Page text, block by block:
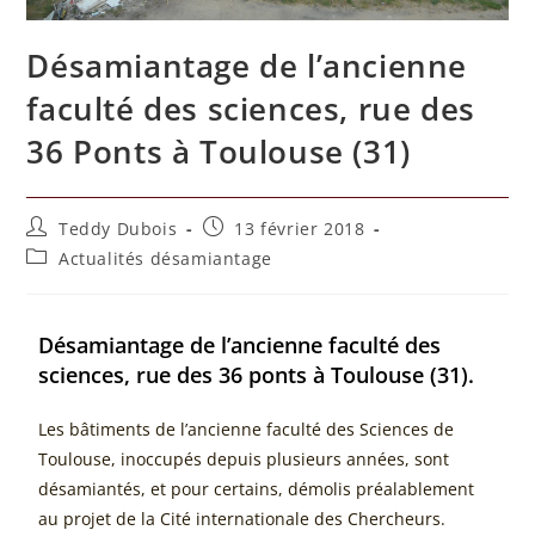
Désamiantage de l’ancienne
faculté des sciences, rue des
36 Ponts à Toulouse (31)
Teddy Dubois
13 février 2018
Actualités désamiantage
Désamiantage de l’ancienne faculté des
sciences, rue des 36 ponts à Toulouse (31).
Les bâtiments de l’ancienne faculté des Sciences de
Toulouse, inoccupés depuis plusieurs années, sont
désamiantés, et pour certains, démolis préalablement
au projet de la Cité internationale des Chercheurs.